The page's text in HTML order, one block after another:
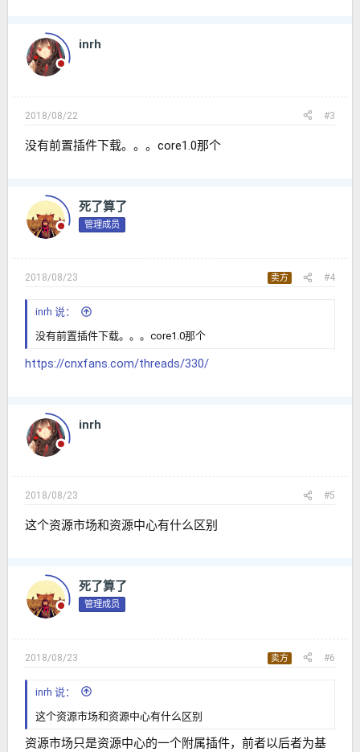
inrh
2018/08/22 #3
没有前置插件下载。。。core1.0那个
死了算了
管理成员
2018/08/23 卖方 #4
inrh 说：
没有前置插件下载。。。core1.0那个
https://cnxfans.com/threads/330/
inrh
2018/08/23 #5
这个资源市场和资源中心有什么区别
死了算了
管理成员
2018/08/23 卖方 #6
inrh 说：
这个资源市场和资源中心有什么区别
资源市场只是资源中心的一个附属插件，前者以后者为基